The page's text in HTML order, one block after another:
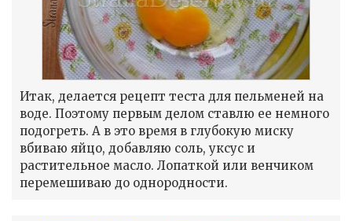
Итак, делается рецепт теста для пельменей на
воде. Поэтому первым делом ставлю ее немного
подогреть. А в это время в глубокую миску
вбиваю яйцо, добавляю соль, уксус и
растительное масло. Лопаткой или венчиком
перемешиваю до однородности.